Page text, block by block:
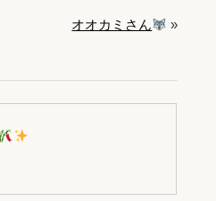
オオカミさん »